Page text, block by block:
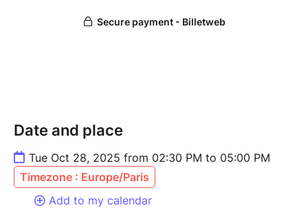
Durée de l’atelier 2h30
Date and place
Tue Oct 28, 2025 from 02:30 PM to 05:00 PM
Timezone : Europe/Paris
Add to my calendar